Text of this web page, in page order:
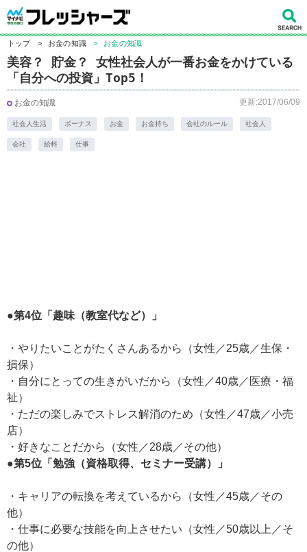
トップ > お金の知識 > お金の知識
美容？ 貯金？ 女性社会人が一番お金をかけている
「自分への投資」Top5！
お金の知識 更新:2017/06/09
社会人生活 ボーナス お金 お金持ち 会社のルール 社会人
会社 給料 仕事
●第4位「趣味（教室代など）」
・やりたいことがたくさんあるから（女性／25歳／生保・
損保）
・自分にとっての生きがいだから（女性／40歳／医療・福
祉）
・ただの楽しみでストレス解消のため（女性／47歳／小売
店）
・好きなことだから（女性／28歳／その他）
●第5位「勉強（資格取得、セミナー受講）」
・キャリアの転換を考えているから（女性／45歳／その
他）
・仕事に必要な技能を向上させたい（女性／50歳以上／そ
の他）